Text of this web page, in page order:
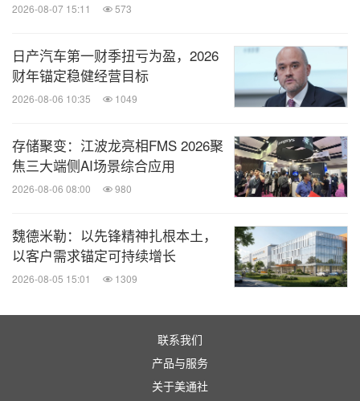
science
关于陶氏公司
陶氏公司（纽约证交所代码：DOW）是全球领先的
材料科学公司之一，服务于包装、基础建设、交通运
输、消费者应用等高增长市场的客户。我们将全球性
布局、资产整合和规模效益、专注的创新、领先的业
利性增长，打造可持续未来。陶氏公司在全球31个国
家和地区运营制造基地，全球员工约35,900名。陶氏
公司2023年实现约450亿美元销售额。"陶氏公
司"或"公司"是指Dow Inc.及其子公司。公司旨在成为
在创新、客户导向、包容性和可持续发展方面全球领
先的材料科学公司。如需更多信息，请访问
2026-08-07 15:11 573
日产汽车第一财季扭亏为盈，2026
财年锚定稳健经营目标
2026-08-06 10:35 1049
存储聚变：江波龙亮相FMS 2026聚
焦三大端侧AI场景综合应用
2026-08-06 08:00 980
魏德米勒：以先锋精神扎根本土，
以客户需求锚定可持续增长
2026-08-05 15:01 1309
联系我们
产品与服务
关于美通社